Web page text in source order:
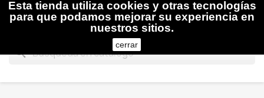

search
Esta tienda utiliza cookies y otras tecnologías
para que podamos mejorar su experiencia en
nuestros sitios.
cerrar